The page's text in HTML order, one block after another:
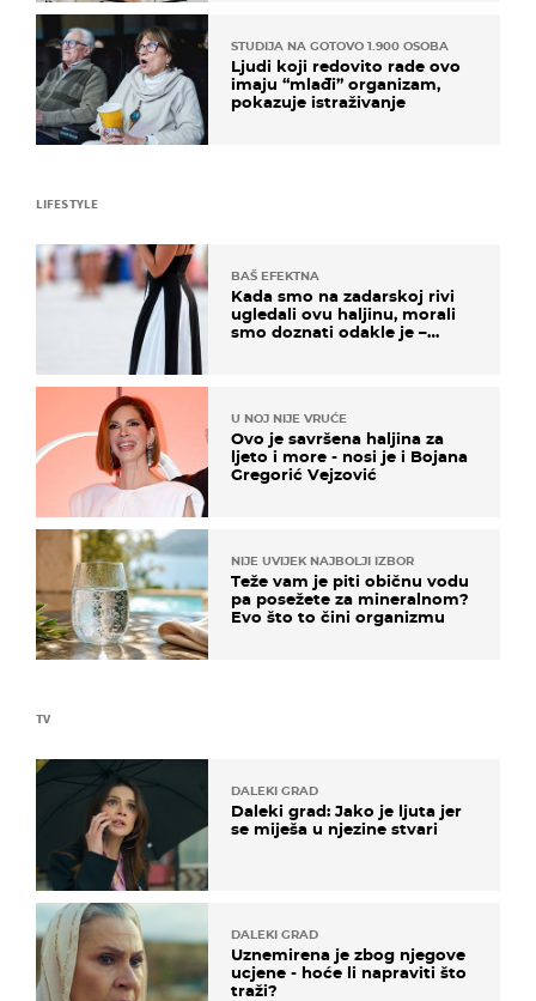
STUDIJA NA GOTOVO 1.900 OSOBA
Ljudi koji redovito rade ovo
imaju “mlađi” organizam,
pokazuje istraživanje
TV
DALEKI GRAD
Daleki grad: Jako je ljuta jer
se miješa u njezine stvari
DALEKI GRAD
Uznemirena je zbog njegove
ucjene - hoće li napraviti što
traži?
LIFESTYLE
BAŠ EFEKTNA
Kada smo na zadarskoj rivi
ugledali ovu haljinu, morali
smo doznati odakle je –
U NOJ NIJE VRUĆE
Ovo je savršena haljina za
ljeto i more - nosi je i Bojana
Gregorić Vejzović
NIJE UVIJEK NAJBOLJI IZBOR
Teže vam je piti običnu vodu
pa posežete za mineralnom?
Evo što to čini organizmu